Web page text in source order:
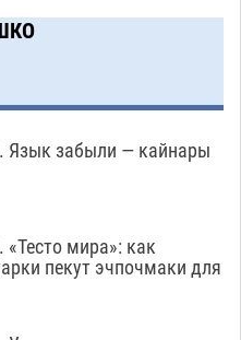
06.08 208
городские
полив
после пожара в
с крупной победы
Спартакиаде
Язык забыли — кайнары
мира»: как
пекут эчпочмаки для